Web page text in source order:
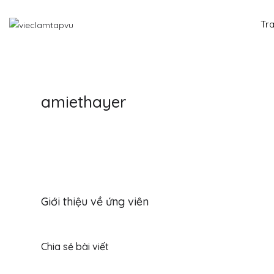
amiethayer
Giới thiệu về ứng viên
Chia sẻ bài viết